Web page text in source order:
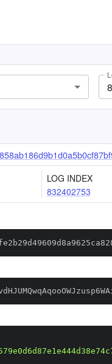
LOG INDEX
832402753